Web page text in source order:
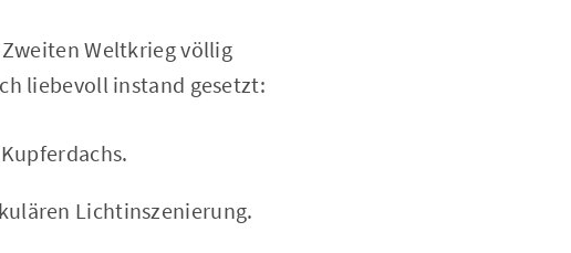
Weltkrieg völlig
liebevoll instand gesetzt:
Lichtinszenierung.